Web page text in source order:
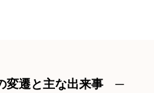
変遷と主な出来事 ─